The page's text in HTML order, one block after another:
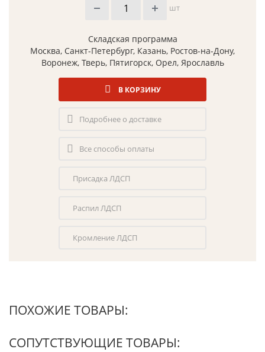
шт
Складская программа
Москва, Санкт-Петербург, Казань, Ростов-на-Дону,
Воронеж, Тверь, Пятигорск, Орел, Ярославль
В КОРЗИНУ
Подробнее о доставке
Все способы оплаты
Присадка ЛДСП
Распил ЛДСП
Кромление ЛДСП
ПОХОЖИЕ ТОВАРЫ:
СОПУТСТВУЮЩИЕ ТОВАРЫ: